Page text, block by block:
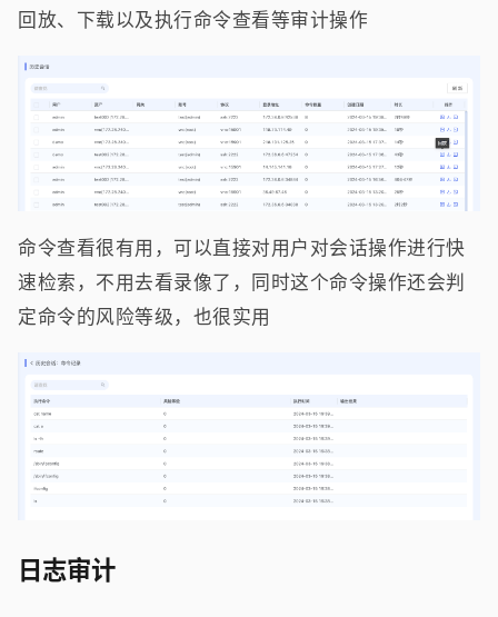
回放、下载以及执行命令查看等审计操作
命令查看很有用，可以直接对用户对会话操作进行快
速检索，不用去看录像了，同时这个命令操作还会判
定命令的风险等级，也很实用
日志审计